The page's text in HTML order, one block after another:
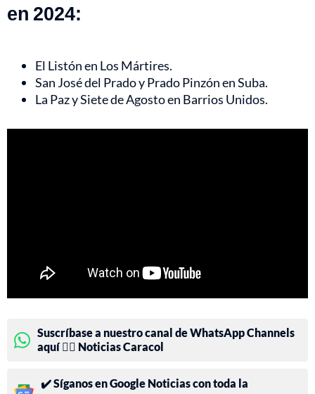
en 2024:
El Listón en Los Mártires.
San José del Prado y Prado Pinzón en Suba.
La Paz y Siete de Agosto en Barrios Unidos.
Suscríbase a nuestro canal de WhatsApp Channels
aquí 👉🏻 Noticias Caracol
✔️ Síganos en Google Noticias con toda la